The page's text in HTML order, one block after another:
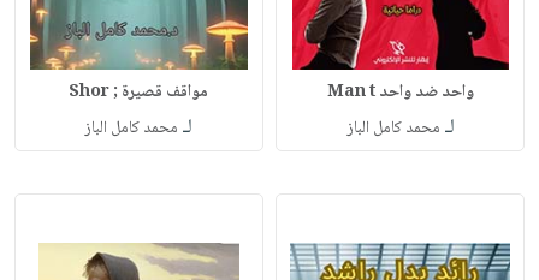
واحد ضد واحد Man t
لـ محمد كامل الباز
مواقف قصيرة ; Shor
لـ محمد كامل الباز